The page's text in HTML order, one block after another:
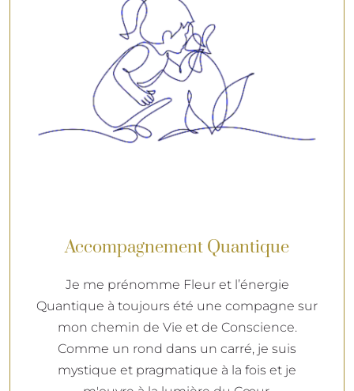
Accompagnement Quantique
Je me prénomme Fleur et l’énergie
Quantique à toujours été une compagne sur
mon chemin de Vie et de Conscience.
Comme un rond dans un carré, je suis
mystique et pragmatique à la fois et je